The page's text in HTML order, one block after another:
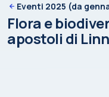
Eventi 2025 (da
Flora e
apostoli di